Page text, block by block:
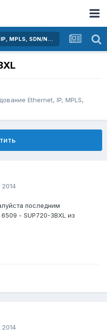
Активное оборудование Ethernet, IP, MPLS, SDN/NFV...
Ethernet, IP, MPLS,
2014
последним
- SUP720-3BXL из
2014